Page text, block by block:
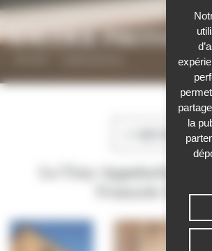
GALERIE PHOTOS
RETOUR
La Tiny Appalache de
François-
Panneau de
la